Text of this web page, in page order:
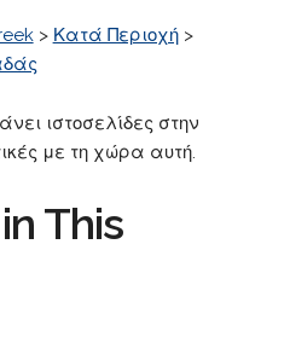
> Κατά Περιοχή>
ιστοσελίδες στην
με τη χώρα αυτή.
This